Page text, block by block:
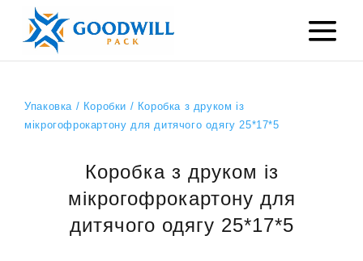
Упаковка/ Коробки / Коробка з друком із
мікрогофрокартону для дитячого одягу 25*17*5
Коробка з друком із
мікрогофрокартону для
дитячого одягу 25*17*5